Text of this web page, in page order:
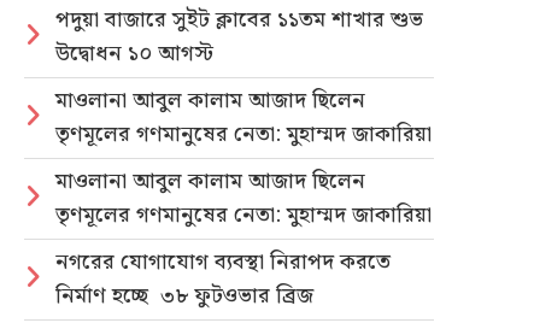
পদুয়া বাজারে সুইট ক্লাবের ১১তম শাখার শুভ
উদ্বোধন ১০ আগস্ট
মাওলানা আবুল কালাম আজাদ ছিলেন
তৃণমূলের গণমানুষের নেতা: মুহাম্মদ জাকারিয়া
মাওলানা আবুল কালাম আজাদ ছিলেন
তৃণমূলের গণমানুষের নেতা: মুহাম্মদ জাকারিয়া
নগরের যোগাযোগ ব্যবস্থা নিরাপদ করতে
নির্মাণ হচ্ছে ৩৮ ফুটওভার ব্রিজ